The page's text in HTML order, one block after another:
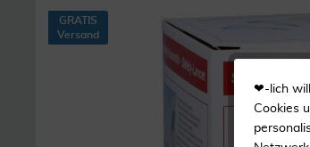
GRATIS
Versand
❤-lich
Cookies